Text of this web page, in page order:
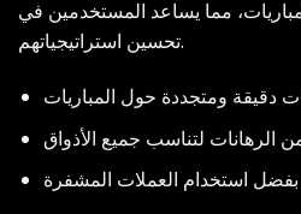
مما يساعد المستخدمين في
تحسين استراتيجياتهم.
دقيقة ومتجددة حول المباريات
الرهانات لتناسب جميع الأذواق
بفضل استخدام العملات المشفرة